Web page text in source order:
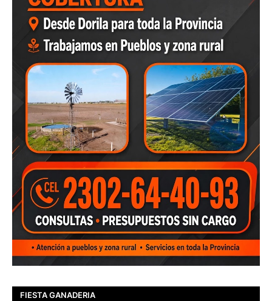
FIESTA GANADERIA